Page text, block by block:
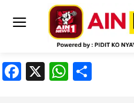
Facebook
X WhatsApp